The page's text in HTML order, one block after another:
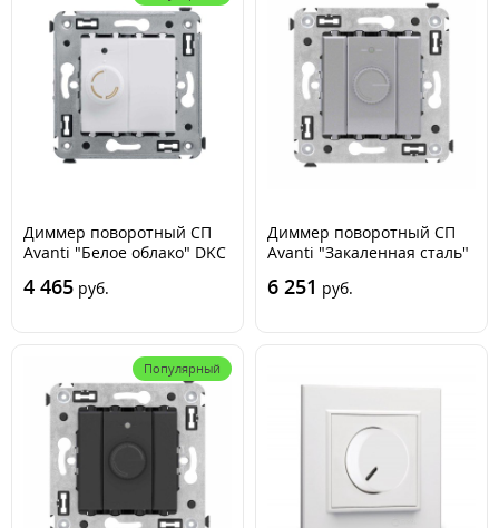
Диммер поворотный СП
Avanti "Белое облако" DKC
4 465 руб.
Диммер поворотный СП
Avanti "Закаленная сталь"
6 251 руб.
Популярный